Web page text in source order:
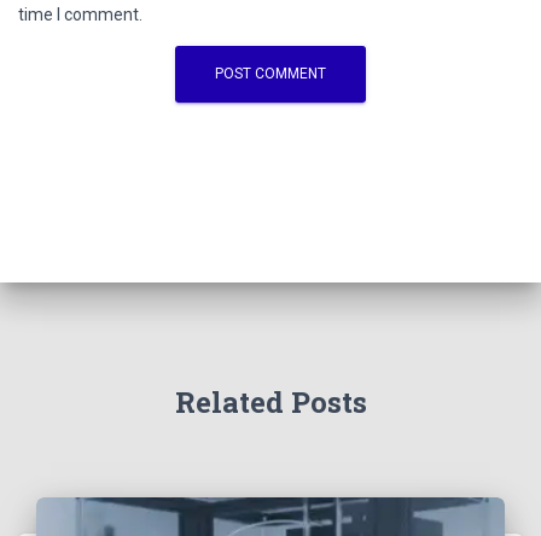
time I comment.
Related Posts